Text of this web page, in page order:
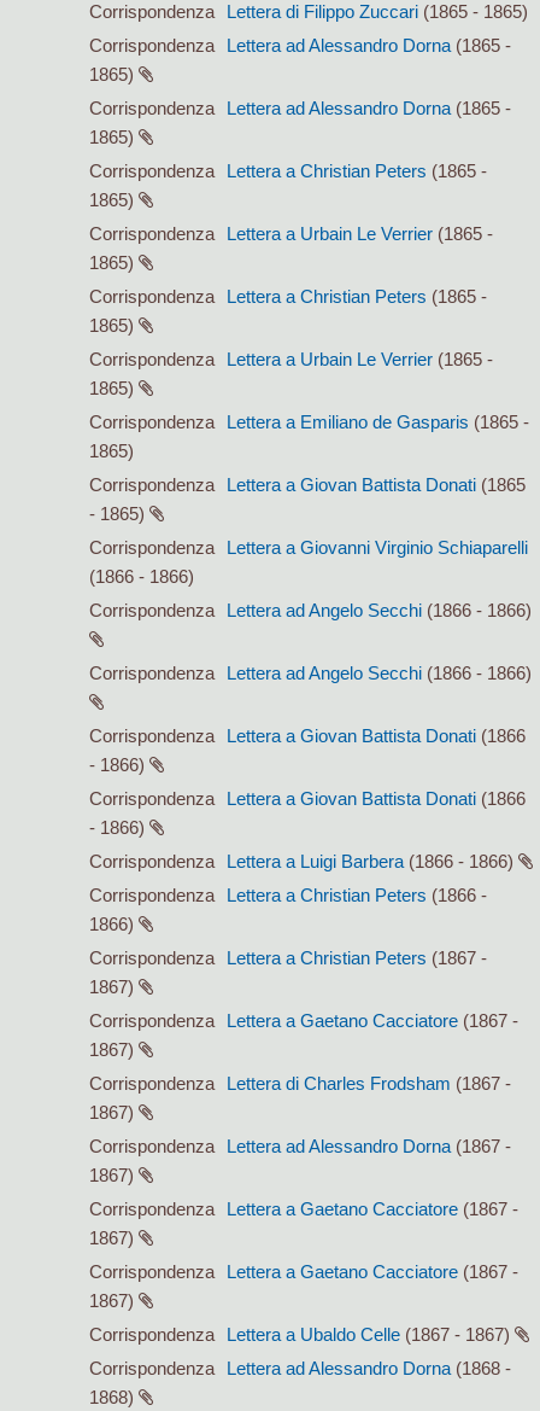
Corrispondenza
Lettera di Filippo Zuccari (1865 - 1865)
Corrispondenza
Lettera ad Alessandro Dorna (1865 -
1865)
Corrispondenza
Lettera ad Alessandro Dorna (1865 -
1865)
Corrispondenza
Lettera a Christian Peters (1865 -
1865)
Corrispondenza
Lettera a Urbain Le Verrier (1865 -
1865)
Corrispondenza
Lettera a Christian Peters (1865 -
1865)
Corrispondenza
Lettera a Urbain Le Verrier (1865 -
1865)
Corrispondenza
Lettera a Emiliano de Gasparis (1865 -
1865)
Corrispondenza
Lettera a Giovan Battista Donati (1865
- 1865)
Corrispondenza
Lettera a Giovanni Virginio Schiaparelli
(1866 - 1866)
Corrispondenza
Lettera ad Angelo Secchi (1866 - 1866)
Corrispondenza Lettera ad Angelo Secchi (1866 - 1866)
Corrispondenza Lettera a Giovan Battista Donati (1866
- 1866)
Corrispondenza
Lettera a Giovan Battista Donati (1866
- 1866)
Corrispondenza
Lettera a Luigi Barbera (1866 - 1866)
Corrispondenza
Lettera a Christian Peters (1866 -
1866)
Corrispondenza
Lettera a Christian Peters (1867 -
1867)
Corrispondenza
Lettera a Gaetano Cacciatore (1867 -
1867)
Corrispondenza
Lettera di Charles Frodsham (1867 -
1867)
Corrispondenza
Lettera ad Alessandro Dorna (1867 -
1867)
Corrispondenza
Lettera a Gaetano Cacciatore (1867 -
1867)
Corrispondenza
Lettera a Gaetano Cacciatore (1867 -
1867)
Corrispondenza
Lettera a Ubaldo Celle (1867 - 1867)
Corrispondenza
Lettera ad Alessandro Dorna (1868 -
1868)